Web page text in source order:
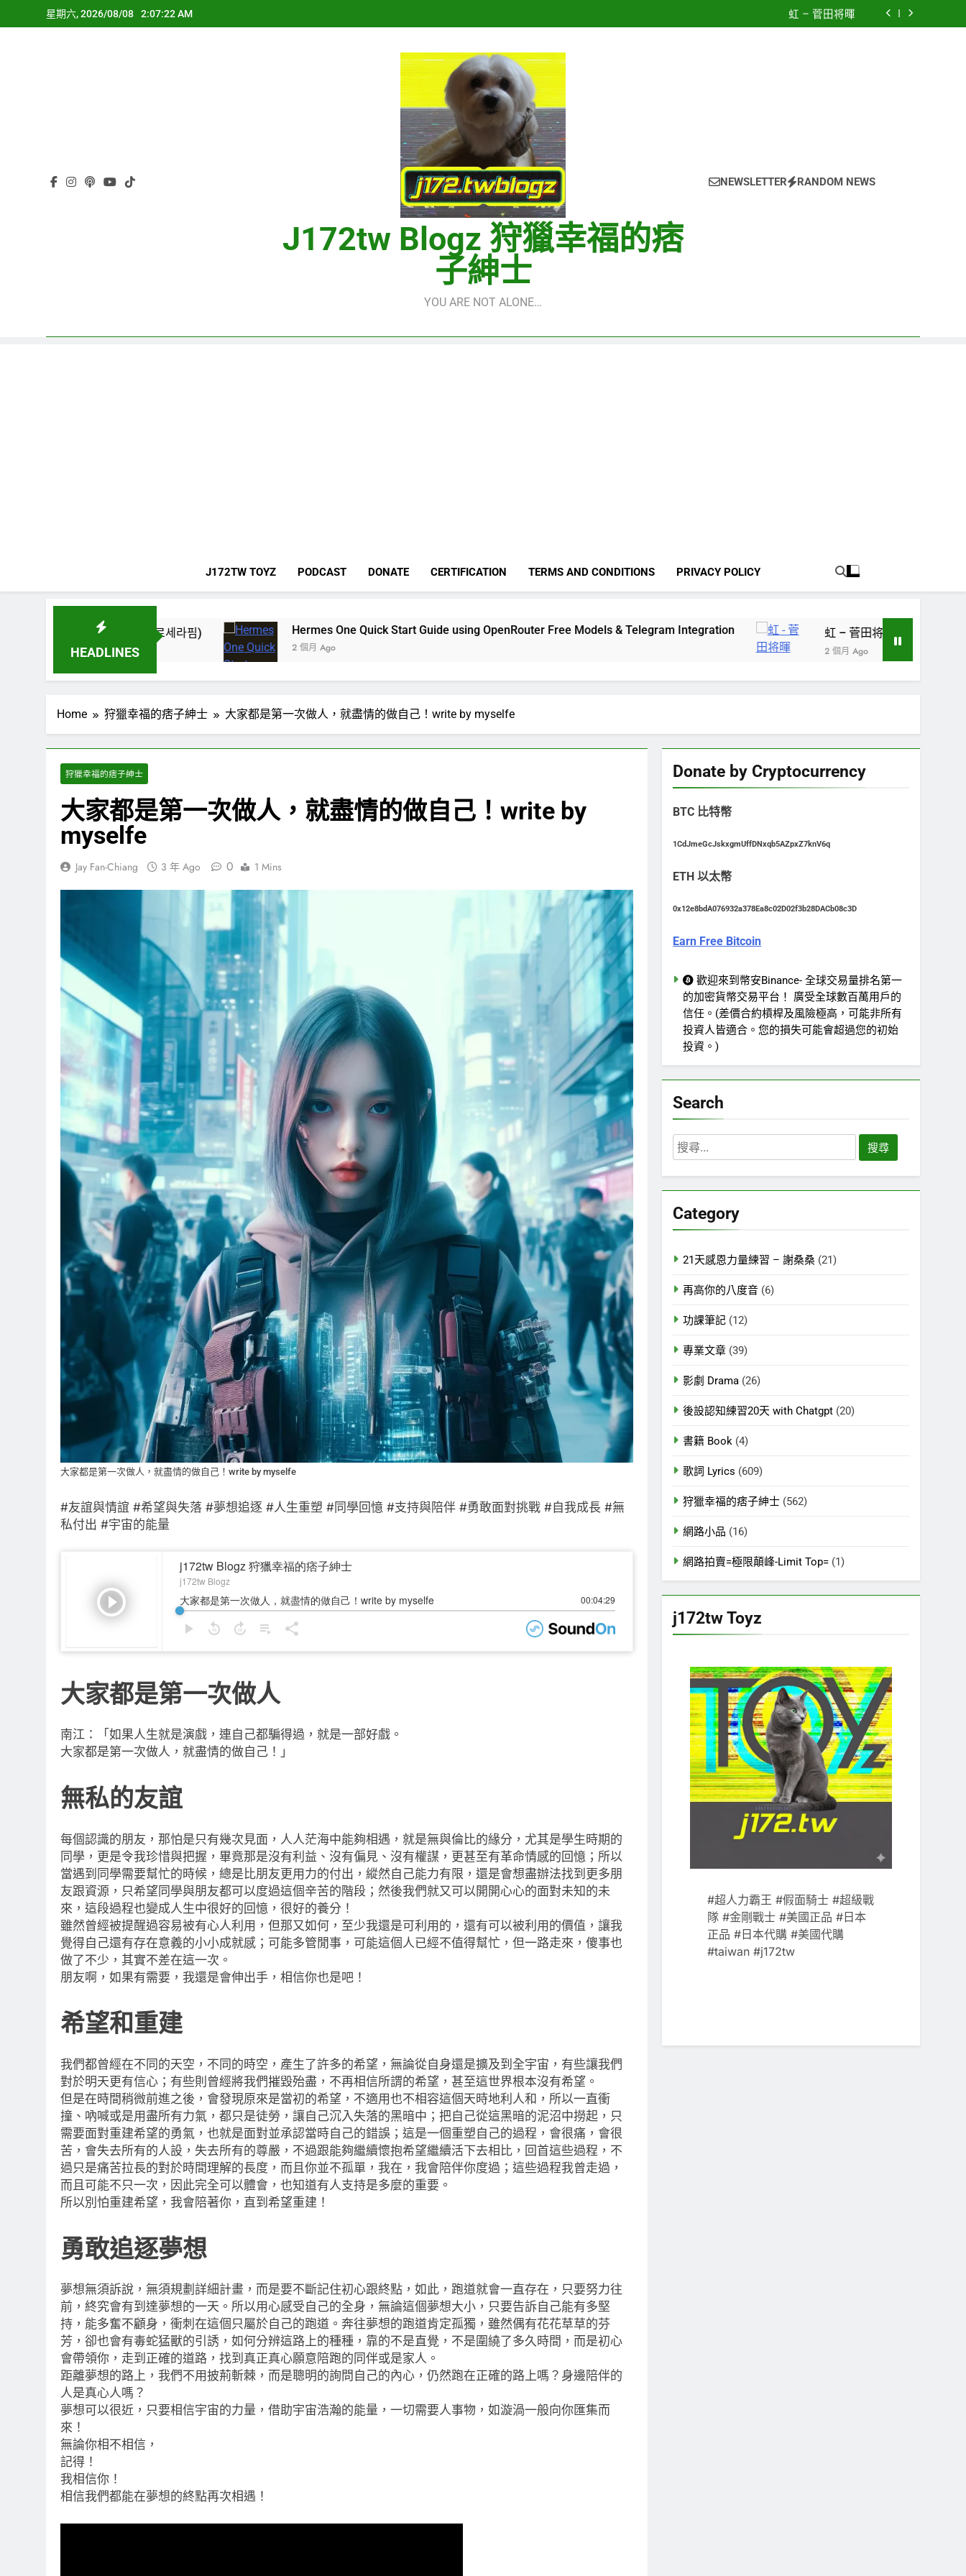
to
星期六, 2026/08/08 2:07:23 AM
Integration
虹 – 菅田将暉
再次重逢的世界(다시만난세계)(Into The New World) – 少女時代(소녀시대)
Hermes One Quick Start Guide using OpenRouter Free Models & Telegram
J172tw Blogz 狩獵幸福的痞
子紳士
YOU ARE NOT ALONE…
NEWSLETTER RANDOM NEWS
J172TW TOYZ PODCAST DONATE CERTIFICATION TERMS AND CONDITIONS PRIVACY POLICY
HEADLINES
SSERAFIM(르세라핌) Hermes One Quick Start Guide using OpenRouter Free Models & Telegram Integration
2 個月 Ago
虹 – 菅田将暉
2 個月 Ago
Home 狩獵幸福的痞子紳士 大家都是第一次做人，就盡情的做自己！write by myselfe
狩獵幸福的痞子紳士
大家都是第一次做人，就盡情的做自己！write by
myselfe
Jay Fan-Chiang 3 年 Ago 0 1 Mins
大家都是第一次做人，就盡情的做自己！write by myselfe
#友誼與情誼 #希望與失落 #夢想追逐 #人生重塑 #同學回憶 #支持與陪伴 #勇敢面對挑戰 #自我成長 #無
私付出 #宇宙的能量
大家都是第一次做人
南江：「如果人生就是演戲，連自己都騙得過，就是一部好戲。
大家都是第一次做人，就盡情的做自己！」
無私的友誼
每個認識的朋友，那怕是只有幾次見面，人人茫海中能夠相遇，就是無與倫比的緣分，尤其是學生時期的
同學，更是令我珍惜與把握，畢竟那是沒有利益、沒有偏見、沒有權謀，更甚至有革命情感的回憶；所以
當遇到同學需要幫忙的時候，總是比朋友更用力的付出，縱然自己能力有限，還是會想盡辦法找到更多朋
友跟資源，只希望同學與朋友都可以度過這個辛苦的階段；然後我們就又可以開開心心的面對未知的未
來，這段過程也變成人生中很好的回憶，很好的養分！
雖然曾經被提醒過容易被有心人利用，但那又如何，至少我還是可利用的，還有可以被利用的價值，讓我
覺得自己還有存在意義的小小成就感；可能多管閒事，可能這個人已經不值得幫忙，但一路走來，傻事也
做了不少，其實不差在這一次。
朋友啊，如果有需要，我還是會伸出手，相信你也是吧！
希望和重建
我們都曾經在不同的天空，不同的時空，產生了許多的希望，無論從自身還是擴及到全宇宙，有些讓我們
對於明天更有信心；有些則曾經將我們摧毀殆盡，不再相信所謂的希望，甚至這世界根本沒有希望。
但是在時間稍微前進之後，會發現原來是當初的希望，不適用也不相容這個天時地利人和，所以一直衝
撞、吶喊或是用盡所有力氣，都只是徒勞，讓自己沉入失落的黑暗中；把自己從這黑暗的泥沼中撈起，只
需要面對重建希望的勇氣，也就是面對並承認當時自己的錯誤；這是一個重塑自己的過程，會很痛，會很
苦，會失去所有的人設，失去所有的尊嚴，不過跟能夠繼續懷抱希望繼續活下去相比，回首這些過程，不
過只是痛苦拉長的對於時間理解的長度，而且你並不孤單，我在，我會陪伴你度過；這些過程我曾走過，
而且可能不只一次，因此完全可以體會，也知道有人支持是多麼的重要。
所以別怕重建希望，我會陪著你，直到希望重建！
勇敢追逐夢想
夢想無須訴說，無須規劃詳細計畫，而是要不斷記住初心跟終點，如此，跑道就會一直存在，只要努力往
前，終究會有到達夢想的一天。所以用心感受自己的全身，無論這個夢想大小，只要告訴自己能有多堅
持，能多奮不顧身，衝刺在這個只屬於自己的跑道。奔往夢想的跑道肯定孤獨，雖然偶有花花草草的芬
芳，卻也會有毒蛇猛獸的引誘，如何分辨這路上的種種，靠的不是直覺，不是圍繞了多久時間，而是初心
會帶領你，走到正確的道路，找到真正真心願意陪跑的同伴或是家人。
距離夢想的路上，我們不用披荊斬棘，而是聰明的詢問自己的內心，仍然跑在正確的路上嗎？身邊陪伴的
人是真心人嗎？
夢想可以很近，只要相信宇宙的力量，借助宇宙浩瀚的能量，一切需要人事物，如漩渦一般向你匯集而
來！
無論你相不相信，
記得！
我相信你！
相信我們都能在夢想的終點再次相遇！
Donate by Cryptocurrency
BTC 比特幣
1CdJmeGcJskxgmUffDNxqb5AZpxZ7knV6q
ETH 以太幣
0x12e8bdA076932a378Ea8c02D02f3b28DACb08c3D
Earn Free Bitcoin
歡迎來到幣安Binance- 全球交易量排名第一
的加密貨幣交易平台！ 廣受全球數百萬用戶的
信任。(差價合約槓桿及風險極高，可能非所有
投資人皆適合。您的損失可能會超過您的初始
投資。)
Search
搜
尋
字:
Category
21天感恩力量練習 – 謝桑桑 (21)
再高你的八度音 (6)
功課筆記 (12)
專業文章 (39)
影劇 Drama (26)
後設認知練習20天 with Chatgpt (20)
書籍 Book (4)
歌詞 Lyrics (609)
狩獵幸福的痞子紳士 (562)
網路小品 (16)
網路拍賣=極限顛峰-Limit Top= (1)
j172tw Toyz
#超人力霸王 #假面騎士 #超級戰
隊 #金剛戰士 #美國正品 #日本
正品 #日本代購 #美國代購
#taiwan #j172tw